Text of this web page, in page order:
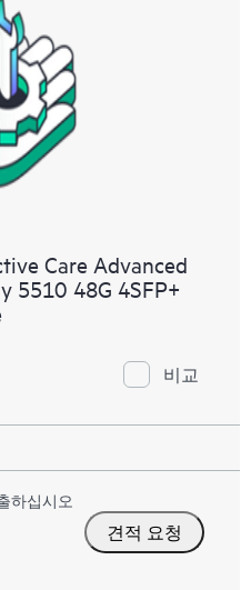
Care Advanced
5510 48G 4SFP+
비교
하십시오
견적 요청